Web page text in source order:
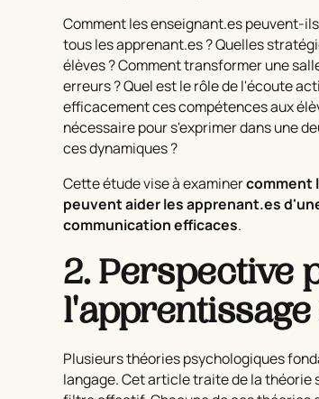
Comment les enseignant.es peuvent-
tous les apprenant.es ? Quelles
élèves ? Comment transformer une
erreurs ? Quel est le rôle de l'écoute
efficacement ces compétences aux
nécessaire pour s'exprimer dans une
ces dynamiques ?
Cette étude vise à examinercomment
peuvent aider les apprenant.es
communication efficaces.
2. Perspective
Plusieurs théories psychologiques
langage. Cet article traite de la